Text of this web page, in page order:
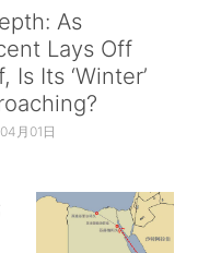
As
Lays Off
Is Its ‘Winter’
月01日